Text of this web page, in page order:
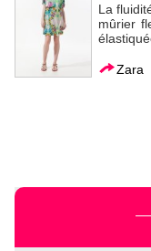
La
mûrier
Zara